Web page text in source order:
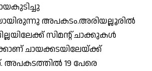
അപകടം.അരിയല്ലൂരിൽ
സിമൻ്റ് ചാക്കുകൾ
ചായക്കടയിലേയ്ക്ക്
അപകടത്തിൽ 19 പേരെ